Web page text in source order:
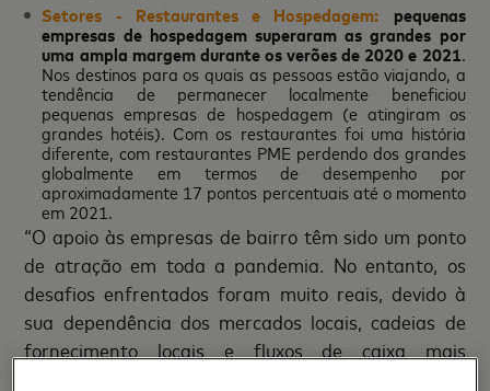
Setores - Restaurantes e Hospedagem:
pequenas
empresas de hospedagem superaram as grandes por
uma ampla margem durante os verões de 2020 e 2021.
Nos destinos para os quais as pessoas estão viajando, a
tendência de permanecer localmente beneficiou
pequenas empresas de hospedagem (e atingiram os
grandes hotéis). Com os restaurantes foi uma história
diferente, com restaurantes PME perdendo dos grandes
globalmente em termos de desempenho por
aproximadamente 17 pontos percentuais até o momento
em 2021.
“O apoio às empresas de bairro têm sido um ponto
de atração em toda a pandemia. No entanto, os
desafios enfrentados foram muito reais, devido à
sua dependência dos mercados locais, cadeias de
fornecimento locais e fluxos de caixa mais